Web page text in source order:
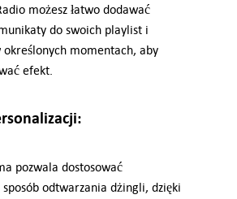
możesz łatwo dodawać
do swoich playlist i
momentach, aby
efekt.
pozwala dostosować
odtwarzania dżingli, dzięki